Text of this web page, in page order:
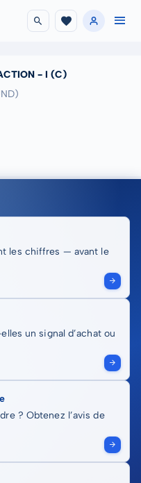
- I (C)
les chiffres — avant le
un signal d’achat ou
? Obtenez l’avis de